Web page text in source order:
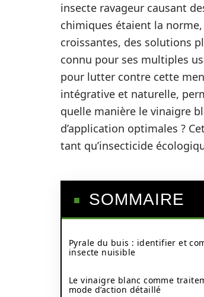
insecte ravageur causant
chimiques étaient la
croissantes, des solutions
connu pour ses multiples
pour lutter contre cette
intégrative et naturelle,
quelle manière le vinaigre
d’application optimales ?
tant qu’insecticide
SOMMAIRE
Pyrale du buis : identifier et
insecte nuisible
Le vinaigre blanc comme
mode d’action détaillé